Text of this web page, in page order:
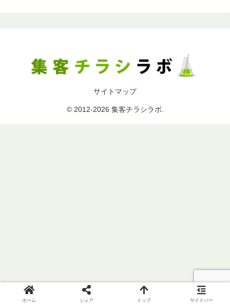
サイトマップ
© 2012-2026 集客チラシラボ.
ホーム シェア トップ サイドバー